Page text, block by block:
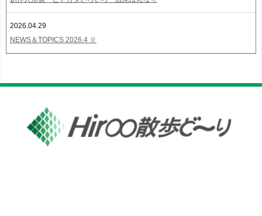
2026.04.29
NEWS＆TOPICS 2026.4 Ⅱ